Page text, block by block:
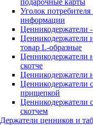
подарочные карты
Уголок
информации
Ценникодержатели
Ценникодержатели
товар L-образные
Ценникодержатели
скотче
Ценникодержатели
Ценникодержатели
прищепкой
Ценникодержатели
скотчем
Держатели ценников и